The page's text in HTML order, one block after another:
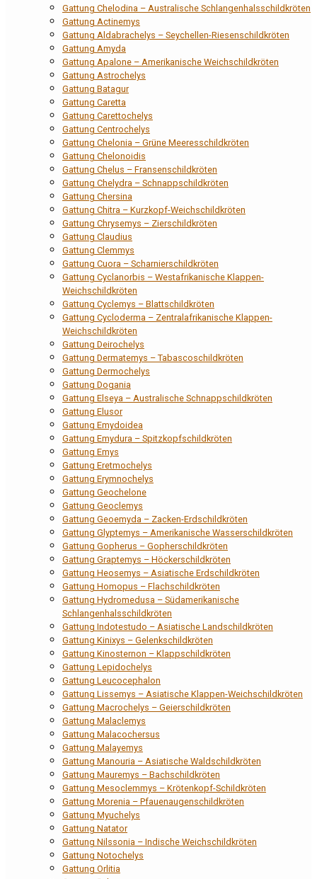
Gattung Chelodina – Australische Schlangenhalsschildkröten
Gattung Actinemys
Gattung Aldabrachelys – Seychellen-Riesenschildkröten
Gattung Amyda
Gattung Apalone – Amerikanische Weichschildkröten
Gattung Astrochelys
Gattung Batagur
Gattung Caretta
Gattung Carettochelys
Gattung Centrochelys
Gattung Chelonia – Grüne Meeresschildkröten
Gattung Chelonoidis
Gattung Chelus – Fransenschildkröten
Gattung Chelydra – Schnappschildkröten
Gattung Chersina
Gattung Chitra – Kurzkopf-Weichschildkröten
Gattung Chrysemys – Zierschildkröten
Gattung Claudius
Gattung Clemmys
Gattung Cuora – Scharnierschildkröten
Gattung Cyclanorbis – Westafrikanische Klappen-
Weichschildkröten
Gattung Cyclemys – Blattschildkröten
Gattung Cycloderma – Zentralafrikanische Klappen-
Weichschildkröten
Gattung Deirochelys
Gattung Dermatemys – Tabascoschildkröten
Gattung Dermochelys
Gattung Dogania
Gattung Elseya – Australische Schnappschildkröten
Gattung Elusor
Gattung Emydoidea
Gattung Emydura – Spitzkopfschildkröten
Gattung Emys
Gattung Eretmochelys
Gattung Erymnochelys
Gattung Geochelone
Gattung Geoclemys
Gattung Geoemyda – Zacken-Erdschildkröten
Gattung Glyptemys – Amerikanische Wasserschildkröten
Gattung Gopherus – Gopherschildkröten
Gattung Graptemys – Höckerschildkröten
Gattung Heosemys – Asiatische Erdschildkröten
Gattung Homopus – Flachschildkröten
Gattung Hydromedusa – Südamerikanische
Schlangenhalsschildkröten
Gattung Indotestudo – Asiatische Landschildkröten
Gattung Kinixys – Gelenkschildkröten
Gattung Kinosternon – Klappschildkröten
Gattung Lepidochelys
Gattung Leucocephalon
Gattung Lissemys – Asiatische Klappen-Weichschildkröten
Gattung Macrochelys – Geierschildkröten
Gattung Malaclemys
Gattung Malacochersus
Gattung Malayemys
Gattung Manouria – Asiatische Waldschildkröten
Gattung Mauremys – Bachschildkröten
Gattung Mesoclemmys – Krötenkopf-Schildkröten
Gattung Morenia – Pfauenaugenschildkröten
Gattung Myuchelys
Gattung Natator
Gattung Nilssonia – Indische Weichschildkröten
Gattung Notochelys
Gattung Orlitia